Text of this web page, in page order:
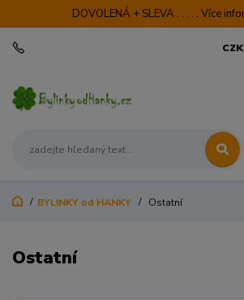
DOVOLENÁ + SLEVA . . . . . Více
CZK
BYLINKY od HANKY Ostatní
Ostatní